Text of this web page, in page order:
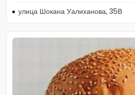
улица Шокана Уалиханова, 35В